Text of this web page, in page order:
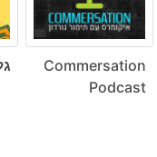
Commersation
Podcast